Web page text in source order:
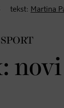
tekst: Martina